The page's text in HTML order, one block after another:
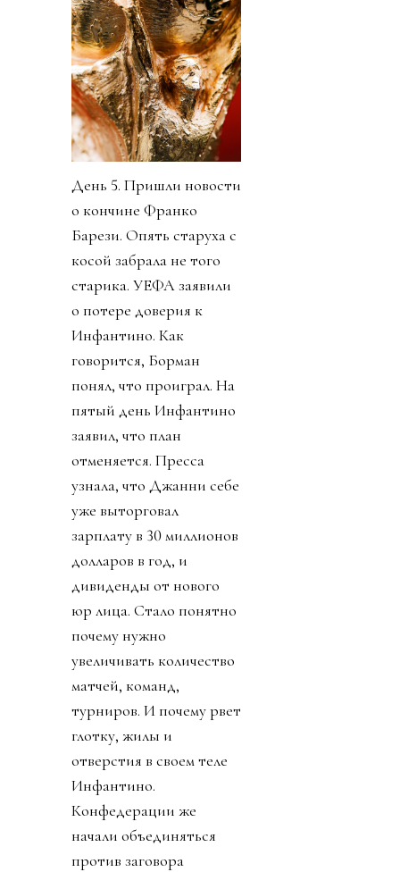
День 5. Пришли новости
о кончине Франко
Барези. Опять старуха с
косой забрала не того
старика. УЕФА заявили
о потере доверия к
Инфантино. Как
говорится, Борман
понял, что проиграл. На
пятый день Инфантино
заявил, что план
отменяется. Пресса
узнала, что Джанни себе
уже выторговал
зарплату в 30 миллионов
долларов в год, и
дивиденды от нового
юр лица. Стало понятно
почему нужно
увеличивать количество
матчей, команд,
турниров. И почему рвет
глотку, жилы и
отверстия в своем теле
Инфантино.
Конфедерации же
начали объединяться
против заговора